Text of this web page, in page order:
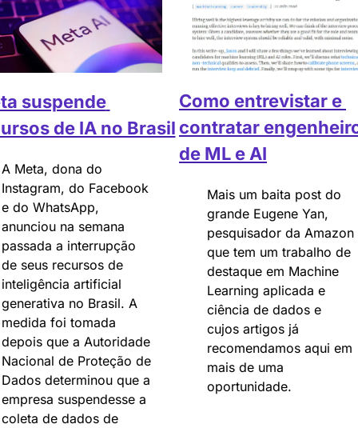
suspende
de IA no Brasil
A Meta, dona do
Instagram, do Facebook
e do WhatsApp,
anunciou na semana
passada a interrupção
de seus recursos de
inteligência artificial
generativa no Brasil. A
medida foi tomada
depois que a Autoridade
Nacional de Proteção de
Dados determinou que a
empresa suspendesse a
coleta de dados de
Como entrevistar e
contratar
de ML e AI
Mais um baita post do
grande Eugene Yan,
pesquisador da Amazon
que tem um trabalho de
destaque em Machine
Learning aplicada e
ciência de dados e
cujos artigos já
recomendamos aqui em
mais de uma
oportunidade.